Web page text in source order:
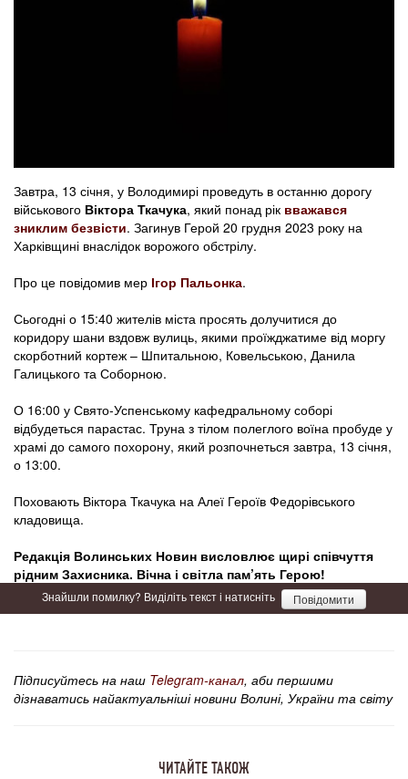
Завтра, 13 січня, у Володимирі проведуть в останню дорогу
військового Віктора Ткачука, який понад рік вважався
зниклим безвісти. Загинув Герой 20 грудня 2023 року на
Харківщині внаслідок ворожого обстрілу.
Про це повідомив мер Ігор Пальонка.
Сьогодні о 15:40 жителів міста просять долучитися до
коридору шани вздовж вулиць, якими проїжджатиме від моргу
скорботний кортеж – Шпитальною, Ковельською, Данила
Галицького та Соборною.
О 16:00 у Свято-Успенському кафедральному соборі
відбудеться парастас. Труна з тілом полеглого воїна пробуде у
храмі до самого похорону, який розпочнеться завтра, 13 січня,
о 13:00.
Поховають Віктора Ткачука на Алеї Героїв Федорівського
кладовища.
Редакція Волинських Новин висловлює щирі співчуття
рідним Захисника. Вічна і світла пам’ять Герою!
Знайшли помилку? Виділіть текст і натисніть Повідомити
Підписуйтесь на наш Telegram-канал, аби першими
дізнаватись найактуальніші новини Волині, України та світу
ЧИТАЙТЕ ТАКОЖ